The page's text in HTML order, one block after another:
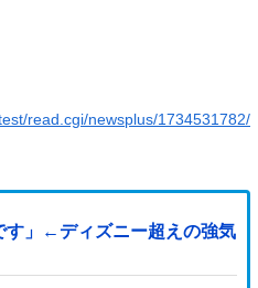
read.cgi/newsplus/1734531782/
す」←ディズニー超えの強気